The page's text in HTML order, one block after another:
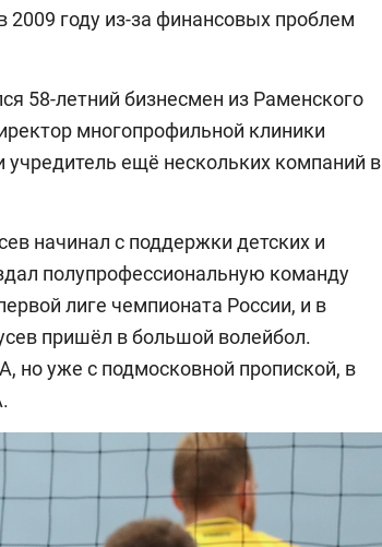
2009 году из-за финансовых проблем
58-летний бизнесмен из Раменского
многопрофильной клиники
учредитель ещё нескольких компаний в
начинал с поддержки детских и
полупрофессиональную команду
лиге чемпионата России, и в
пришёл в большой волейбол.
но уже с подмосковной пропиской, в